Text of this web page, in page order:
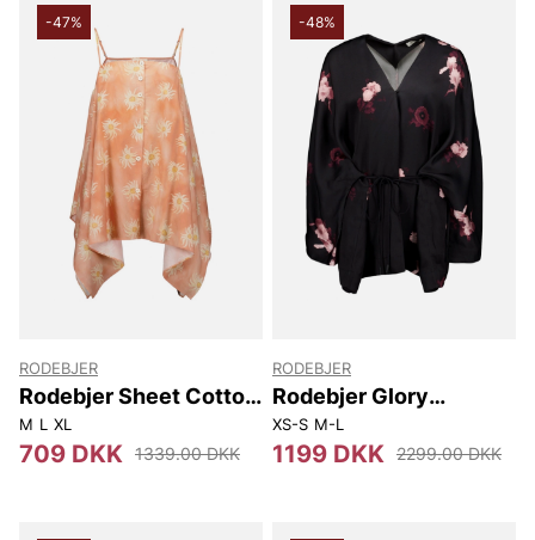
-47%
RODEBJER
Rodebjer Sheet Cotton
Print
M L XL
709 DKK 1339.00 DKK
-48%
RODEBJER
Rodebjer Glory
Bouquet Chine
XS-S M-L
1199 DKK 2299.00 DKK